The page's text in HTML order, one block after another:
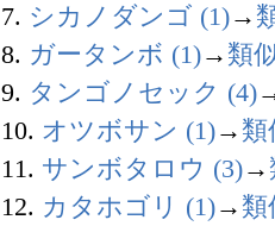
7. シカノダンゴ (1)→
8. ガータンボ (1)→ 類
9. タンゴノセック (4)
10. オツボサン (1)→ 類
11. サンボタロウ (3)→
12. カタホゴリ (1)→ 類